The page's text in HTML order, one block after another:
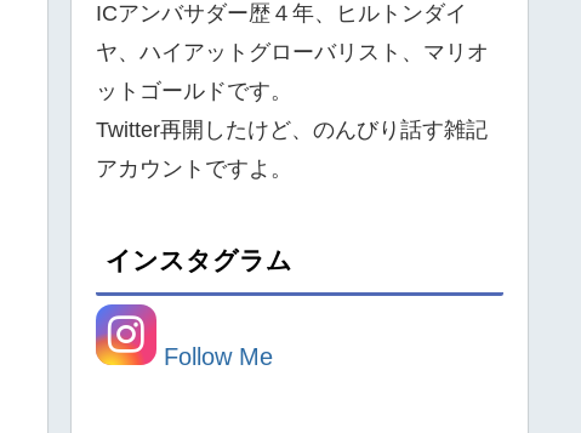
ICアンバサダー歴４年、ヒルトンダイ
ヤ、ハイアットグローバリスト、マリオ
ットゴールドです。
Twitter再開したけど、のんびり話す雑記
アカウントですよ。
インスタグラム
Follow Me